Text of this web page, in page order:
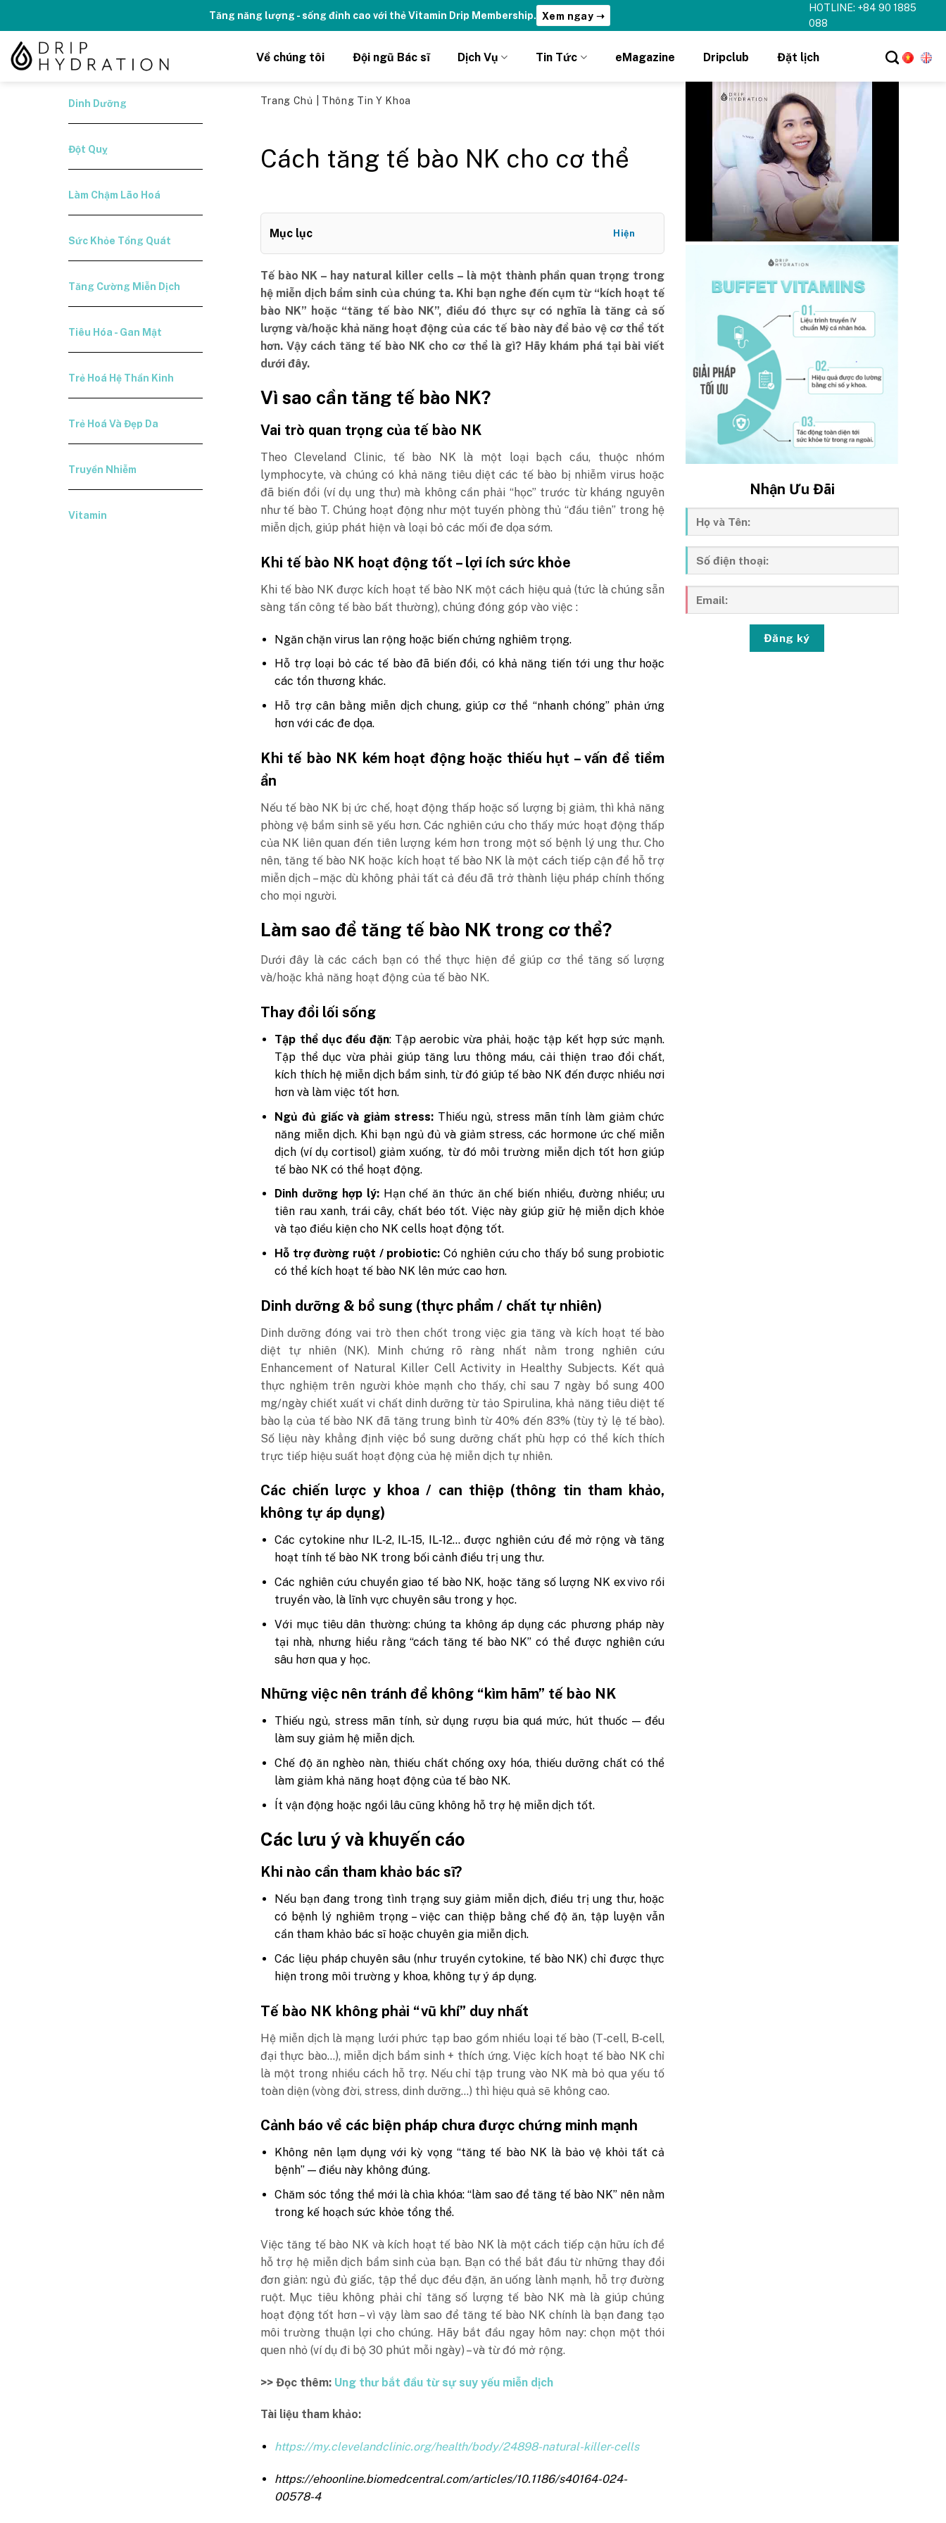
content
Kỉ niệm 10 năm Thương hiệu Drip Hydrations | Nhận ưu đãi chỉ DÀNH RIÊNG cho Member DripClub!
HOTLINE: +84 90 1885
088
Về chúng tôi Đội ngũ Bác sĩ Dịch Vụ Tin Tức eMagazine Dripclub Đặt lịch
Dinh Dưỡng
Đột Quỵ
Làm Chậm Lão Hoá
Sức Khỏe Tổng Quát
Tăng Cường Miễn Dịch
Tiêu Hóa - Gan Mật
Trẻ Hoá Hệ Thần Kinh
Trẻ Hoá Và Đẹp Da
Truyền Nhiễm
Vitamin
Trang Chủ Thông Tin Y Khoa
Cách tăng tế bào NK cho cơ thể
Mục lục Hiện
Tế bào NK – hay natural killer cells – là một thành phần quan trọng trong
hệ miễn dịch bẩm sinh của chúng ta. Khi bạn nghe đến cụm từ “kích hoạt tế
bào NK” hoặc “tăng tế bào NK”, điều đó thực sự có nghĩa là tăng cả số
lượng và/hoặc khả năng hoạt động của các tế bào này để bảo vệ cơ thể tốt
hơn. Vậy cách tăng tế bào NK cho cơ thể là gì? Hãy khám phá tại bài viết
dưới đây.
Vì sao cần tăng tế bào NK?
Vai trò quan trọng của tế bào NK
Theo Cleveland Clinic, tế bào NK là một loại bạch cầu, thuộc nhóm
lymphocyte, và chúng có khả năng tiêu diệt các tế bào bị nhiễm virus hoặc
đã biến đổi (ví dụ ung thư) mà không cần phải “học” trước từ kháng nguyên
như tế bào T. Chúng hoạt động như một tuyến phòng thủ “đầu tiên” trong hệ
miễn dịch, giúp phát hiện và loại bỏ các mối đe dọa sớm.
Khi tế bào NK hoạt động tốt – lợi ích sức khỏe
Khi tế bào NK được kích hoạt tế bào NK một cách hiệu quả (tức là chúng sẵn
sàng tấn công tế bào bất thường), chúng đóng góp vào việc :
Ngăn chặn virus lan rộng hoặc biến chứng nghiêm trọng.
Hỗ trợ loại bỏ các tế bào đã biến đổi, có khả năng tiến tới ung thư hoặc
các tổn thương khác.
Hỗ trợ cân bằng miễn dịch chung, giúp cơ thể “nhanh chóng” phản ứng
hơn với các đe dọa.
Khi tế bào NK kém hoạt động hoặc thiếu hụt – vấn đề tiềm
ẩn
Nếu tế bào NK bị ức chế, hoạt động thấp hoặc số lượng bị giảm, thì khả năng
phòng vệ bẩm sinh sẽ yếu hơn. Các nghiên cứu cho thấy mức hoạt động thấp
của NK liên quan đến tiên lượng kém hơn trong một số bệnh lý ung thư.Cho
nên, tăng tế bào NK hoặc kích hoạt tế bào NK là một cách tiếp cận để hỗ trợ
miễn dịch – mặc dù không phải tất cả đều đã trở thành liệu pháp chính thống
cho mọi người.
Làm sao để tăng tế bào NK trong cơ thể?
Dưới đây là các cách bạn có thể thực hiện để giúp cơ thể tăng số lượng
và/hoặc khả năng hoạt động của tế bào NK.
Thay đổi lối sống
Tập thể dục đều đặn: Tập aerobic vừa phải, hoặc tập kết hợp sức mạnh.
Tập thể dục vừa phải giúp tăng lưu thông máu, cải thiện trao đổi chất,
kích thích hệ miễn dịch bẩm sinh, từ đó giúp tế bào NK đến được nhiều nơi
hơn và làm việc tốt hơn.
Ngủ đủ giấc và giảm stress: Thiếu ngủ, stress mãn tính làm giảm chức
năng miễn dịch. Khi bạn ngủ đủ và giảm stress, các hormone ức chế miễn
dịch (ví dụ cortisol) giảm xuống, từ đó môi trường miễn dịch tốt hơn giúp
tế bào NK có thể hoạt động.
Dinh dưỡng hợp lý:Hạn chế ăn thức ăn chế biến nhiều, đường nhiều; ưu
tiên rau xanh, trái cây, chất béo tốt. Việc này giúp giữ hệ miễn dịch khỏe
và tạo điều kiện cho NK cells hoạt động tốt.
Hỗ trợ đường ruột / probiotic: Có nghiên cứu cho thấy bổ sung probiotic
có thể kích hoạt tế bào NK lên mức cao hơn.
Dinh dưỡng & bổ sung (thực phẩm / chất tự nhiên)
Dinh dưỡng đóng vai trò then chốt trong việc gia tăng và kích hoạt tế bào
diệt tự nhiên (NK). Minh chứng rõ ràng nhất nằm trong nghiên cứu
Enhancement of Natural Killer Cell Activity in Healthy Subjects. Kết quả
thực nghiệm trên người khỏe mạnh cho thấy, chỉ sau 7 ngày bổ sung 400
mg/ngày chiết xuất vi chất dinh dưỡng từ tảo Spirulina, khả năng tiêu diệt tế
bào lạ của tế bào NK đã tăng trung bình từ 40% đến 83% (tùy tỷ lệ tế bào).
Số liệu này khẳng định việc bổ sung dưỡng chất phù hợp có thể kích thích
trực tiếp hiệu suất hoạt động của hệ miễn dịch tự nhiên.
Các chiến lược y khoa / can thiệp (thông tin tham khảo,
không tự áp dụng)
Các cytokine như IL‑2, IL‑15, IL‑12… được nghiên cứu để mở rộng và tăng
hoạt tính tế bào NK trong bối cảnh điều trị ung thư.
Các nghiên cứu chuyển giao tế bào NK, hoặc tăng số lượng NK ex vivo rồi
truyền vào, là lĩnh vực chuyên sâu trong y học.
Với mục tiêu dân thường: chúng ta không áp dụng các phương pháp này
tại nhà, nhưng hiểu rằng “cách tăng tế bào NK” có thể được nghiên cứu
sâu hơn qua y học.
Những việc nên tránh để không “kìm hãm” tế bào NK
Thiếu ngủ, stress mãn tính, sử dụng rượu bia quá mức, hút thuốc — đều
làm suy giảm hệ miễn dịch.
Chế độ ăn nghèo nàn, thiếu chất chống oxy hóa, thiếu dưỡng chất có thể
làm giảm khả năng hoạt động của tế bào NK.
Ít vận động hoặc ngồi lâu cũng không hỗ trợ hệ miễn dịch tốt.
Các lưu ý và khuyến cáo
Khi nào cần tham khảo bác sĩ?
Nếu bạn đang trong tình trạng suy giảm miễn dịch, điều trị ung thư, hoặc
có bệnh lý nghiêm trọng – việc can thiệp bằng chế độ ăn, tập luyện vẫn
cần tham khảo bác sĩ hoặc chuyên gia miễn dịch.
Các liệu pháp chuyên sâu (như truyền cytokine, tế bào NK) chỉ được thực
hiện trong môi trường y khoa, không tự ý áp dụng.
Tế bào NK không phải “vũ khí” duy nhất
Hệ miễn dịch là mạng lưới phức tạp bao gồm nhiều loại tế bào (T‑cell, B‑cell,
đại thực bào…), miễn dịch bẩm sinh + thích ứng. Việc kích hoạt tế bào NK chỉ
là một trong nhiều cách hỗ trợ. Nếu chỉ tập trung vào NK mà bỏ qua yếu tố
toàn diện (vòng đời, stress, dinh dưỡng…) thì hiệu quả sẽ không cao.
Cảnh báo về các biện pháp chưa được chứng minh mạnh
Không nên lạm dụng với kỳ vọng “tăng tế bào NK là bảo vệ khỏi tất cả
bệnh” — điều này không đúng.
Chăm sóc tổng thể mới là chìa khóa: “làm sao để tăng tế bào NK” nên nằm
trong kế hoạch sức khỏe tổng thể.
Việc tăng tế bào NK và kích hoạt tế bào NK là một cách tiếp cận hữu ích để
hỗ trợ hệ miễn dịch bẩm sinh của bạn. Bạn có thể bắt đầu từ những thay đổi
đơn giản: ngủ đủ giấc, tập thể dục đều đặn, ăn uống lành mạnh, hỗ trợ đường
ruột. Mục tiêu không phải chỉ tăng số lượng tế bào NK mà là giúp chúng
hoạt động tốt hơn – vì vậy làm sao để tăng tế bào NK chính là bạn đang tạo
môi trường thuận lợi cho chúng. Hãy bắt đầu ngay hôm nay: chọn một thói
quen nhỏ (ví dụ đi bộ 30 phút mỗi ngày) – và từ đó mở rộng.
>> Đọc thêm: Ung thư bắt đầu từ sự suy yếu miễn dịch
Tài liệu tham khảo:
https://my.clevelandclinic.org/health/body/24898-natural-killer-cells
https://ehoonline.biomedcentral.com/articles/10.1186/s40164-024-
00578-4
Nhận Ưu Đãi
Đăng ký